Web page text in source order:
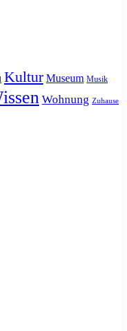
Kultur Museum Musik
Wohnung Zuhause